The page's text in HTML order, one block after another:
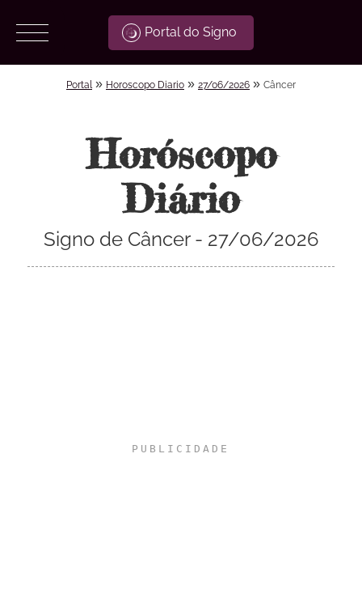
Portal do Signo
Portal » Horoscopo Diario » 27/06/2026 » Câncer
Horóscopo
Diário
Signo de Câncer - 27/06/2026